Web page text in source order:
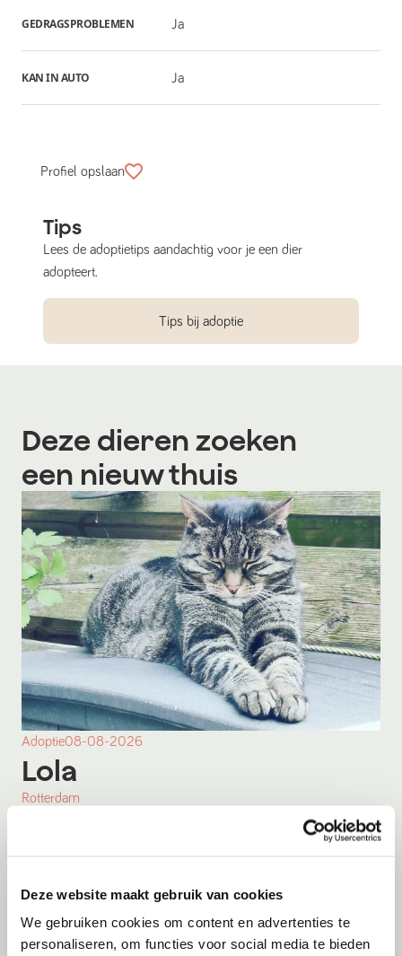
Deze website maakt gebruik van cookies
We gebruiken cookies om content en advertenties te
personaliseren, om functies voor social media te bieden
GEDRAGSPROBLEMEN Ja
KAN IN AUTO Ja
Profiel opslaan
Tips
Lees de adoptietips aandachtig voor je een dier
adopteert.
Tips bij adoptie
Deze dieren zoeken
een nieuw thuis
Adoptie08-08-2026
Lola
Rotterdam